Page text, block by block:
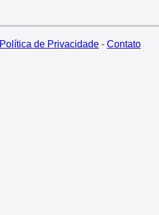
Política de Privacidade- Contato